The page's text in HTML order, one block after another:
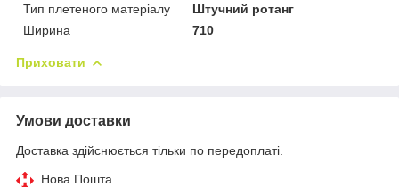
Тип плетеного матеріалу
Штучний ротанг
Ширина
710
Приховати
Умови доставки
Доставка здійснюється тільки по передоплаті.
Нова Пошта